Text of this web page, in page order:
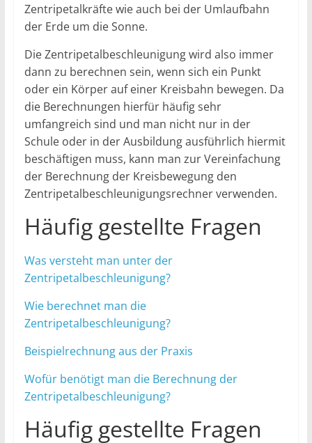
Zentripetalkräfte wie auch bei der Umlaufbahn
der Erde um die Sonne.
Die Zentripetalbeschleunigung wird also immer
dann zu berechnen sein, wenn sich ein Punkt
oder ein Körper auf einer Kreisbahn bewegen. Da
die Berechnungen hierfür häufig sehr
umfangreich sind und man nicht nur in der
Schule oder in der Ausbildung ausführlich hiermit
beschäftigen muss, kann man zur Vereinfachung
der Berechnung der Kreisbewegung den
Zentripetalbeschleunigungsrechner verwenden.
Häufig gestellte Fragen
Was versteht man unter der
Zentripetalbeschleunigung?
Wie berechnet man die
Zentripetalbeschleunigung?
Beispielrechnung aus der Praxis
Wofür benötigt man die Berechnung der
Zentripetalbeschleunigung?
Häufig gestellte Fragen